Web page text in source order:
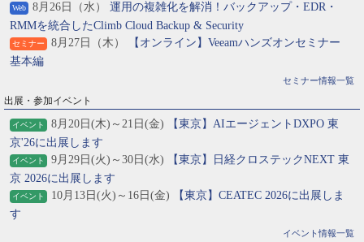
Web 8月26日（水） 運用の複雑化を解消！バックアップ・EDR・
RMMを統合したClimb Cloud Backup & Security
セミナー 8月27日（木）
【オンライン】Veeamハンズオンセミナー
基本編
セミナー情報一覧
出展・参加イベント
イベント 8月20日(木)～21日(金)
【東京】AIエージェントDXPO 東
京'26に出展します
イベント 9月29日(火)～30日(水)
【東京】日経クロステックNEXT 東
京 2026に出展します
イベント 10月13日(火)～16日(金)
【東京】CEATEC 2026に出展しま
す
イベント情報一覧